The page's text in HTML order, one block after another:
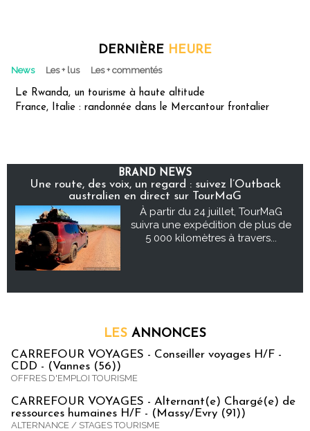
DERNIÈRE HEURE
News Les + lus Les + commentés
Le Rwanda, un tourisme à haute altitude
France, Italie : randonnée dans le Mercantour frontalier
BRAND NEWS
Une route, des voix, un regard : suivez l’Outback
australien en direct sur TourMaG
À partir du 24 juillet, TourMaG
suivra une expédition de plus de
5 000 kilomètres à travers...
LES ANNONCES
CARREFOUR VOYAGES - Conseiller voyages H/F -
CDD - (Vannes (56))
OFFRES D'EMPLOI TOURISME
CARREFOUR VOYAGES - Alternant(e) Chargé(e) de
ressources humaines H/F - (Massy/Evry (91))
ALTERNANCE / STAGES TOURISME